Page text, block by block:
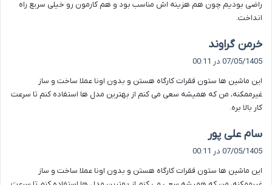
راضی بودیم چون هم هزینه اش مناسب بود و هم کارمون رو خیلی سریع راه
انداخت.
خرمن گراوند
ف
:
07/05/1405 در 00:11
این ماشین ها ستون فقرات کارگاه هستن و بدون اونا عملا ساخت و ساز
غیرممکنه، من که همیشه سعی می کنم از بهترین مدل ها استفاده کنم تا سرعت
کار بالا بره.
سام علی پور
ف
:
07/05/1405 در 00:11
این ماشین ها ستون فقرات کارگاه هستن و بدون اونا عملا ساخت و ساز